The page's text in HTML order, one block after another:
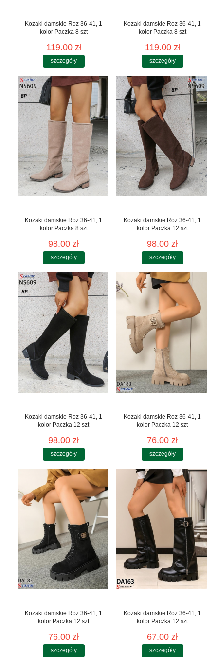
Kozaki damskie Roz 36-41, 1
kolor Paczka 8 szt
119.00 zł
szczegóły
Kozaki damskie Roz 36-41, 1
kolor Paczka 8 szt
119.00 zł
szczegóły
Kozaki damskie Roz 36-41, 1
kolor Paczka 8 szt
98.00 zł
szczegóły
Kozaki damskie Roz 36-41, 1
kolor Paczka 12 szt
98.00 zł
szczegóły
Kozaki damskie Roz 36-41, 1
kolor Paczka 12 szt
98.00 zł
szczegóły
Kozaki damskie Roz 36-41, 1
kolor Paczka 12 szt
76.00 zł
szczegóły
Kozaki damskie Roz 36-41, 1
kolor Paczka 12 szt
76.00 zł
szczegóły
Kozaki damskie Roz 36-41, 1
kolor Paczka 12 szt
67.00 zł
szczegóły